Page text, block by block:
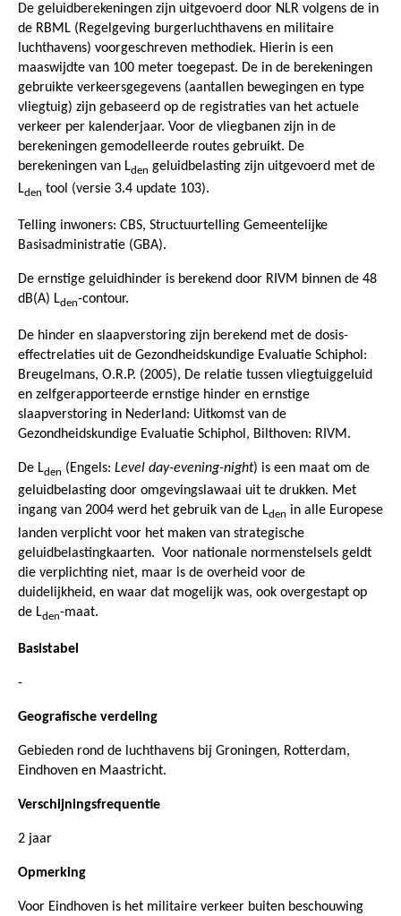
De geluidberekeningen zijn uitgevoerd door NLR volgens de in
de RBML (Regelgeving burgerluchthavens en militaire
luchthavens) voorgeschreven methodiek. Hierin is een
maaswijdte van 100 meter toegepast. De in de berekeningen
gebruikte verkeersgegevens (aantallen bewegingen en type
vliegtuig) zijn gebaseerd op de registraties van het actuele
verkeer per kalenderjaar. Voor de vliegbanen zijn in de
berekeningen gemodelleerde routes gebruikt. De
berekeningen van Lden geluidbelasting zijn uitgevoerd met de
Lden tool (versie 3.4 update 103).
Telling inwoners: CBS, Structuurtelling Gemeentelijke
Basisadministratie (GBA).
De ernstige geluidhinder is berekend door RIVM binnen de 48
dB(A) Lden-contour.
De hinder en slaapverstoring zijn berekend met de dosis-
effectrelaties uit de Gezondheidskundige Evaluatie Schiphol:
Breugelmans, O.R.P. (2005), De relatie tussen vliegtuiggeluid
en zelfgerapporteerde ernstige hinder en ernstige
slaapverstoring in Nederland: Uitkomst van de
Gezondheidskundige Evaluatie Schiphol, Bilthoven: RIVM.
De Lden (Engels: Level day-evening-night) is een maat om de
geluidbelasting door omgevingslawaai uit te drukken. Met
ingang van 2004 werd het gebruik van de Lden in alle Europese
landen verplicht voor het maken van strategische
geluidbelastingkaarten. Voor nationale normenstelsels geldt
die verplichting niet, maar is de overheid voor de
duidelijkheid, en waar dat mogelijk was, ook overgestapt op
de Lden-maat.
Basistabel
-
Geografische verdeling
Gebieden rond de luchthavens bij Groningen, Rotterdam,
Eindhoven en Maastricht.
Verschijningsfrequentie
2 jaar
Opmerking
Voor Eindhoven is het militaire verkeer buiten beschouwing